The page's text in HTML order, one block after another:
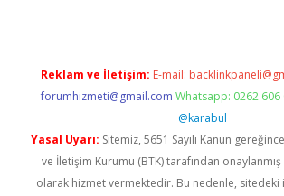
Reklam ve İletişim: E-mail:
forumhizmeti@gmail.com Whatsapp: 0262 606
@karabul
Yasal Uyarı: Sitemiz, 5651 Sayılı Kanun
ve İletişim Kurumu (BTK) tarafından onaylanmış
olarak hizmet vermektedir. Bu nedenle,